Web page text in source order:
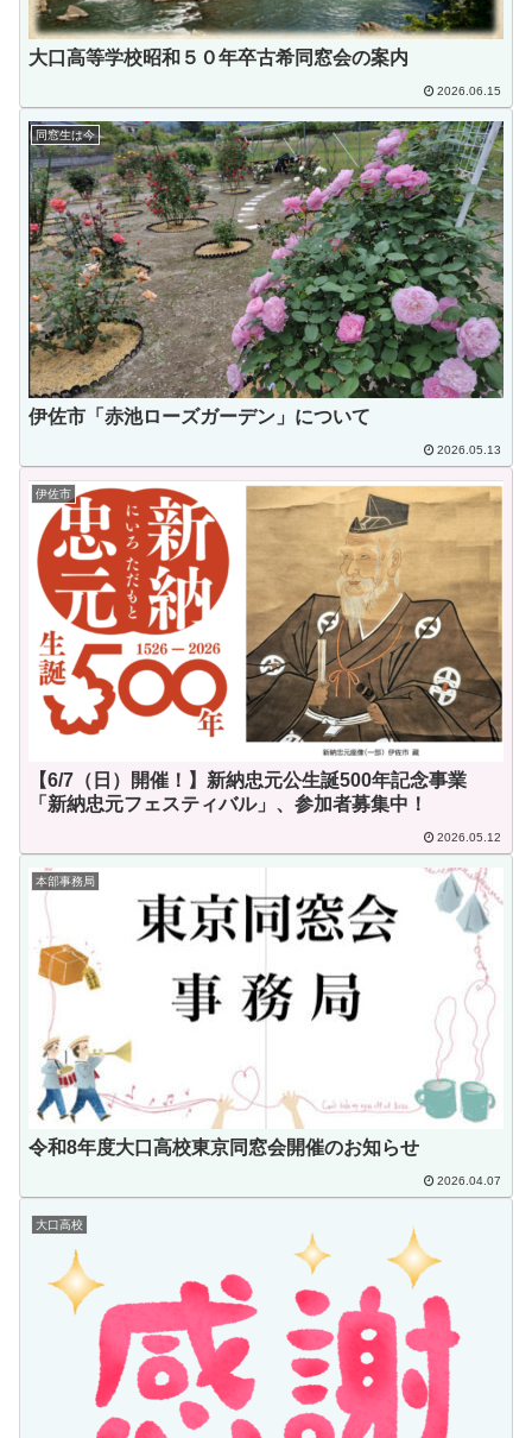
大口高等学校昭和５０年卒古希同窓会の案内
2026.06.15
同窓生は今
伊佐市「赤池ローズガーデン」について
2026.05.13
伊佐市
【6/7（日）開催！】新納忠元公生誕500年記念事業
「新納忠元フェスティバル」、参加者募集中！
2026.05.12
本部事務局
令和8年度大口高校東京同窓会開催のお知らせ
2026.04.07
大口高校